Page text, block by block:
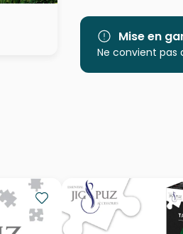
Catégorie
Age
Mise en
Ne convient pas